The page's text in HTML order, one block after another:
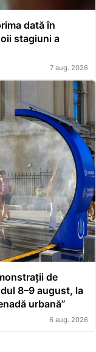
dată în
stagiuni a
7 aug. 2026
de
8–9 august, la
urbană”
6 aug. 2026